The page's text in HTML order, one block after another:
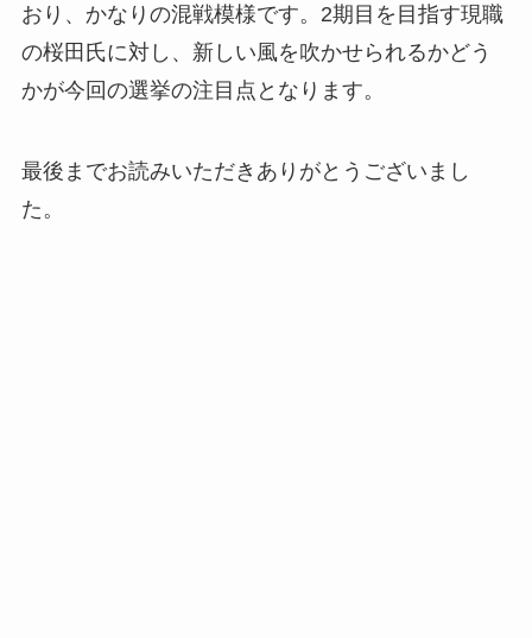
おり、かなりの混戦模様です。2期目を目指す現職
の桜田氏に対し、新しい風を吹かせられるかどう
かが今回の選挙の注目点となります。
最後までお読みいただきありがとうございまし
た。